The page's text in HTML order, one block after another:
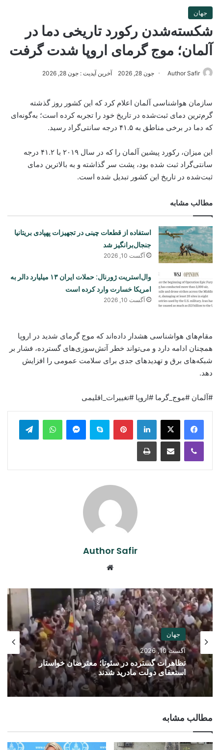
جهان
شکسته‌شدن رکورد تاریخی دما در
آلمان؛ موج گرمای اروپا شدت گرفت
Author Safir جون 28, 2026 آخرین آپدیت : جون 28, 2026
سازمان هواشناسی آلمان اعلام کرد که این کشور روز گذشته
گرم‌ترین دمای ثبت‌شده در تاریخ خود را تجربه کرده است؛ به‌گونه‌ای
که دما در برخی مناطق به ۴۱.۵ درجه سانتی‌گراد رسید.
این میزان، رکورد پیشین آلمان را که در سال ۲۰۱۹ با ۴۱.۲ درجه
سانتی‌گراد ثبت شده بود، پشت سر گذاشته و به بالاترین دمای
ثبت‌شده در تاریخ این کشور تبدیل شده است.
مطالب مشابه
استفاده از قطعات چینی در تجهیزات پهپادی بریتانیا
جنجال‌برانگیز شد
آگست 10, 2026
وال‌استریت ژورنال: حملات ایران ۱۳ میلیارد دالر به
امریکا خسارت وارد کرده است
آگست 10, 2026
مقام‌های هواشناسی هشدار داده‌اند که موج گرمای شدید در اروپا
همچنان ادامه دارد و می‌تواند خطر آتش‌سوزی‌های گسترده، فشار بر
شبکه‌های برق و تهدیدهای جدی برای سلامت عمومی را افزایش
دهد.
#آلمان #موج_گرما #اروپا #تغییرات_اقلیمی
LinkedIn
Pinterest
Skype
Messenger
WhatsApp
Viber
Share via Email
Print
Author Safir
جهان
آگست 10, 2026
تظاهرات گسترده در سئوتا؛ معترضان خواستار
استعفای دولت مادرید شدند
مطالب مشابه